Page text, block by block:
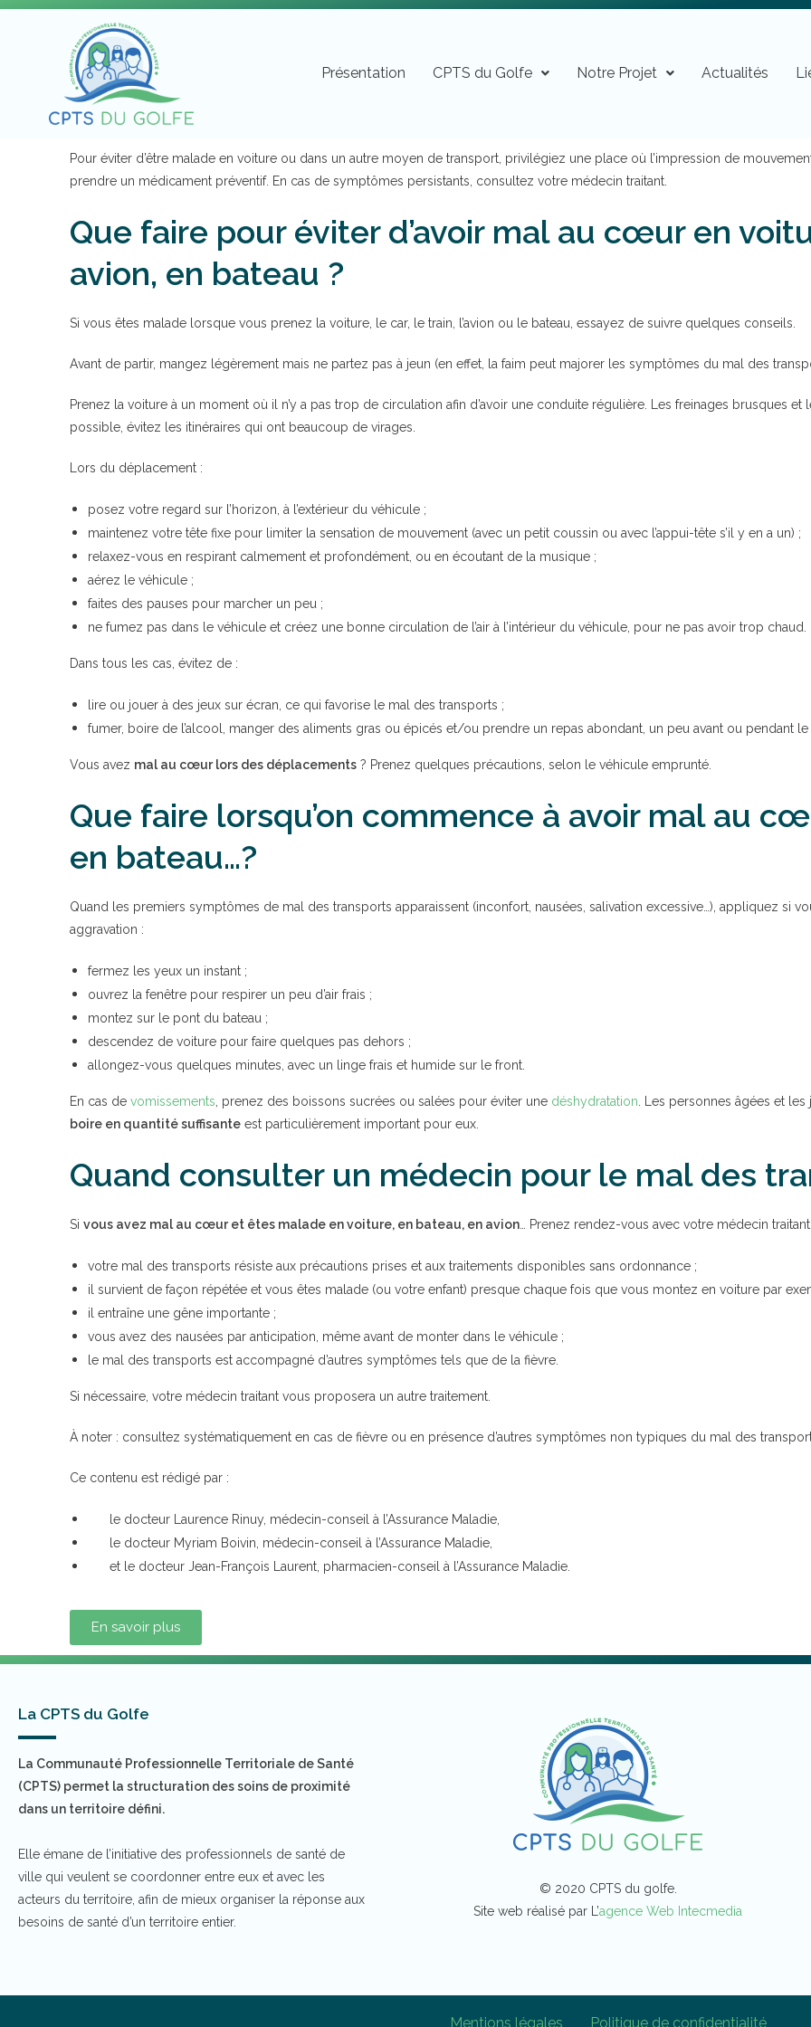
Présentation CPTS du Golfe Notre Projet Actualités
Pour éviter d’être malade en voiture ou dans un autre moyen de transport, privilégiez une place où l’impression de
prendre un médicament préventif. En cas de symptômes persistants, consultez votre médecin traitant.
Que faire pour éviter d’avoir mal au cœur en
avion, en bateau ?
Si vous êtes malade lorsque vous prenez la voiture, le car, le train, l’avion ou le bateau, essayez de suivre quelques conseils.
Avant de partir, mangez légèrement mais ne partez pas à jeun (en effet, la faim peut majorer les symptômes du mal des
Prenez la voiture à un moment où il n’y a pas trop de circulation afin d’avoir une conduite régulière. Les freinages brusques et
possible, évitez les itinéraires qui ont beaucoup de virages.
Lors du déplacement :
posez votre regard sur l’horizon, à l’extérieur du véhicule ;
maintenez votre tête fixe pour limiter la sensation de mouvement (avec un petit coussin ou avec l’appui-tête s’il y en a un) ;
relaxez-vous en respirant calmement et profondément, ou en écoutant de la musique ;
aérez le véhicule ;
faites des pauses pour marcher un peu ;
ne fumez pas dans le véhicule et créez une bonne circulation de l’air à l’intérieur du véhicule, pour ne pas avoir trop chaud.
Dans tous les cas, évitez de :
lire ou jouer à des jeux sur écran, ce qui favorise le mal des transports ;
fumer, boire de l’alcool, manger des aliments gras ou épicés et/ou prendre un repas abondant, un peu avant ou pendant le
Vous avez mal au cœur lors des déplacements ? Prenez quelques précautions, selon le véhicule emprunté.
Que faire lorsqu’on commence à avoir mal au
en bateau…?
Quand les premiers symptômes de mal des transports apparaissent (inconfort, nausées, salivation excessive…), appliquez si
aggravation :
fermez les yeux un instant ;
ouvrez la fenêtre pour respirer un peu d’air frais ;
montez sur le pont du bateau ;
descendez de voiture pour faire quelques pas dehors ;
allongez-vous quelques minutes, avec un linge frais et humide sur le front.
En cas devomissements , prenez des boissons sucrées ou salées pour éviter une déshydratation . Les personnes âgées et
boire en quantité suffisante est particulièrement important pour eux.
Quand consulter un médecin pour le mal des
Sivous avez mal au cœur et êtes malade en voiture, en bateau, en avion … Prenez rendez-vous avec votre médecin
votre mal des transports résiste aux précautions prises et aux traitements disponibles sans ordonnance ;
il survient de façon répétée et vous êtes malade (ou votre enfant) presque chaque fois que vous montez en voiture par
il entraîne une gêne importante ;
vous avez des nausées par anticipation, même avant de monter dans le véhicule ;
le mal des transports est accompagné d’autres symptômes tels que de la fièvre.
Si nécessaire, votre médecin traitant vous proposera un autre traitement.
À noter : consultez systématiquement en cas de fièvre ou en présence d’autres symptômes non typiques du mal des
Ce contenu est rédigé par :
le docteur Laurence Rinuy, médecin-conseil à l’Assurance Maladie,
le docteur Myriam Boivin, médecin-conseil à l’Assurance Maladie,
et le docteur Jean-François Laurent, pharmacien-conseil à l’Assurance Maladie.
En savoir plus
La CPTS du Golfe
La Communauté Professionnelle Territoriale de Santé
(CPTS) permet la structuration des soins de proximité
dans un territoire défini.
Elle émane de l’initiative des professionnels de santé de
ville qui veulent se coordonner entre eux et avec les
acteurs du territoire, afin de mieux organiser la réponse aux
besoins de santé d’un territoire entier.
© 2020 CPTS du golfe.
Site web réalisé par L’agence Web Intecmedia
Mentions légales Politique de confidentialité